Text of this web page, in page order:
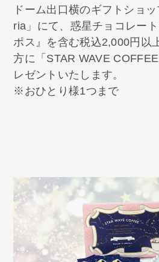
ドーム出口横のギフトショ
ria」にて、惑星チョコレー
ポス』を含む税込2,000円以
方に「STAR WAVE
レゼントいたします。
※おひとり様1つまで